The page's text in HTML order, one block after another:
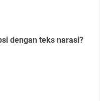
dengan teks narasi?